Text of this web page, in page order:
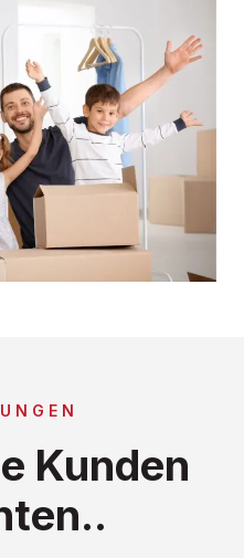
Kunden